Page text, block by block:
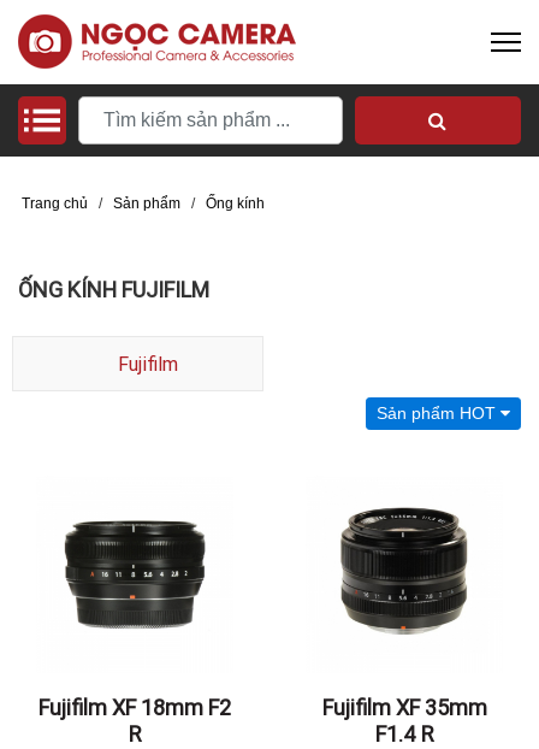
Trang chủ / Sản phẩm / Ống kính
ỐNG KÍNH FUJIFILM
Fujifilm
Sản phẩm HOT
Fujifilm XF 18mm F2
R
Fujifilm XF 35mm
F1.4 R